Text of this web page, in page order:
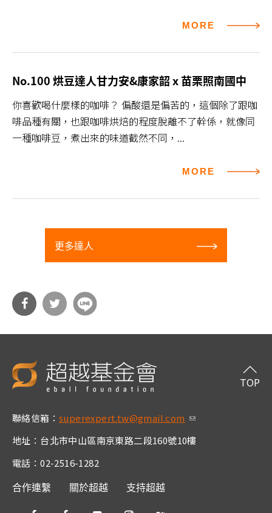
MORE
No.100 烘豆達人甘力安&康家韶 x 苗栗照南國中
你喜歡喝什麼樣的咖啡？ 偏酸還是偏苦的，這個除了跟咖
啡品種有關，也跟咖啡烘焙的程度脫離不了幹係，就像同
一種咖啡豆，煮出來的味道截然不同，...
MORE
更多達人
cebo
witt
聯絡信箱： superexpert.tw@gmail.com (link sends e-m
地址：台北市中山區南京東路二段160號10樓
電話：02-2516-1282
合作連繫 關於超越 支持超越
TOP